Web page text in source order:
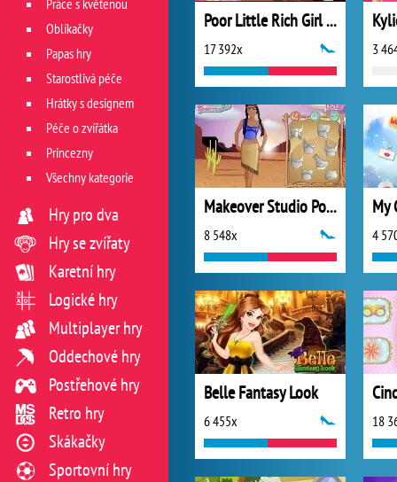
Poor Little Rich Girl Makeover
17 392x 3
Makeover Studio Pocahontas
8 548x
My
4
Belle Fantasy Look
6 455x 18
Práce s květenou
Oblíkačky
Papas hry
Starostlivá péče
Hrátky s designem
Péče o zvířátka
Princezny
Všechny kategorie
Hry pro dva
Hry se zvířaty
Karetní hry
Logické hry
Multiplayer hry
Oddechové hry
Postřehové hry
Retro hry
Skákačky
Sportovní hry